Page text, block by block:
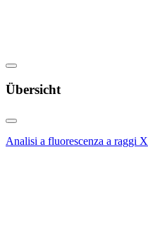
Übersicht
Analisi a fluorescenza a raggi X